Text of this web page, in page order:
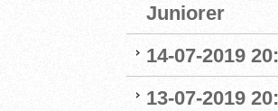
Juniorer
14-07-2019
13-07-2019